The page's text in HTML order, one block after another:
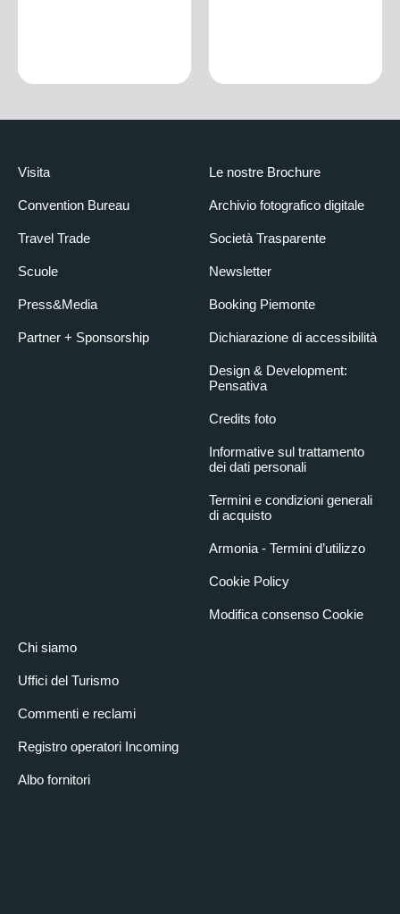
Visita
Convention Bureau
Travel Trade
Scuole
Press&Media
Partner + Sponsorship
Chi siamo
Uffici del Turismo
Commenti e reclami
Registro operatori Incoming
Albo fornitori
Le nostre Brochure
Archivio fotografico digitale
Società Trasparente
Newsletter
Booking Piemonte
Dichiarazione di accessibilità
Design & Development:
Pensativa
Credits foto
Informative sul trattamento
dei dati personali
Termini e condizioni generali
di acquisto
Armonia - Termini d’utilizzo
Cookie Policy
Modifica consenso Cookie